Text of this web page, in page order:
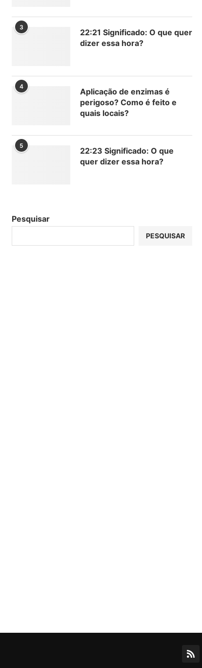
3
22:21 Significado: O que quer
dizer essa hora?
4
Aplicação de enzimas é
perigoso? Como é feito e
quais locais?
5
22:23 Significado: O que
quer dizer essa hora?
Pesquisar
PESQUISAR